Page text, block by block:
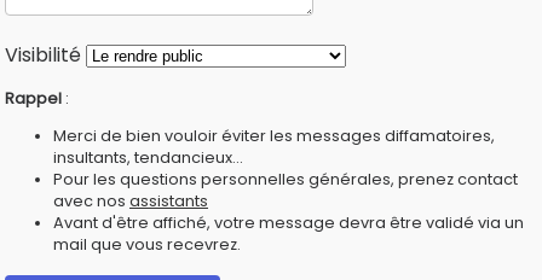
Visibilité
Rappel :
Merci de bien vouloir éviter les messages diffamatoires,
insultants, tendancieux...
Pour les questions personnelles générales, prenez contact
avec nos assistants
Avant d'être affiché, votre message devra être validé via un
mail que vous recevrez.